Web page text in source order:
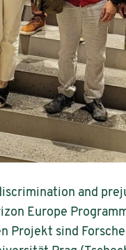
and
Europe
Projekt sind